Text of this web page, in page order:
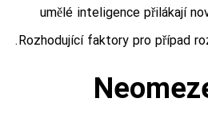
umělé inteligence přilákají
Rozhodující faktory pro případ